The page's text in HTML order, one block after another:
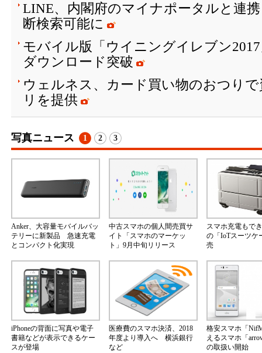
LINE、内閣府のマイナポータルと連
断検索可能に
モバイル版「ウイニングイレブン
ダウンロード突破
ウェルネス、カード買い物のおつり
リを提供
写真ニュース 1 2 3
Anker、大容量モバイルバッ
テリーに新製品 急速充電
とコンパクト化実現
中古スマホの個人間売買サ
イト「スマホのマーケッ
ト」9月中旬リリース
スマホ充電もで
の「IoTスーツケ
売
iPhoneの背面に写真や電子
書籍などが表示できるケー
スが登場
医療費のスマホ決済、2018
年度より導入へ 横浜銀行
など
格安スマホ「
えるスマホ「
の取扱い開始